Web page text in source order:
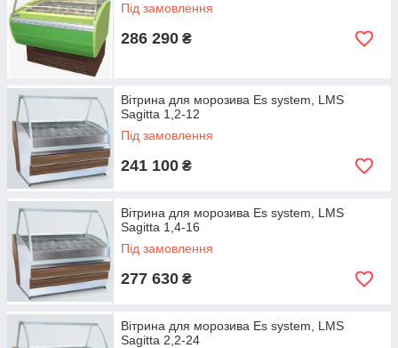
Під замовлення
286 290 ₴
Вітрина для морозива Es system, LMS
Sagitta 1,2-12
Під замовлення
241 100 ₴
Вітрина для морозива Es system, LMS
Sagitta 1,4-16
Під замовлення
277 630 ₴
Вітрина для морозива Es system, LMS
Sagitta 2,2-24